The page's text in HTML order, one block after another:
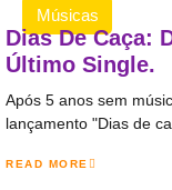
Músicas
Dias De Caça:
Último Single.
Após 5 anos sem
lançamento "Dias de
READ MORE